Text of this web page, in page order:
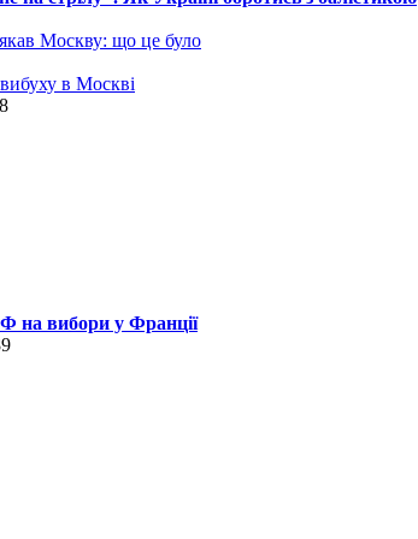
Москву: що це було
в Москві
на вибори у Франції